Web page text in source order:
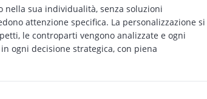
nella sua individualità, senza soluzioni
attenzione specifica. La personalizzazione si
le controparti vengono analizzate e ogni
ogni decisione strategica, con piena